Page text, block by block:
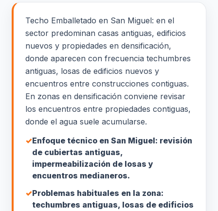
Techo Emballetado en San Miguel: en el
sector predominan casas antiguas, edificios
nuevos y propiedades en densificación,
donde aparecen con frecuencia techumbres
antiguas, losas de edificios nuevos y
encuentros entre construcciones contiguas.
En zonas en densificación conviene revisar
los encuentros entre propiedades contiguas,
donde el agua suele acumularse.
✓Enfoque técnico en San Miguel: revisión
de cubiertas antiguas,
impermeabilización de losas y
encuentros medianeros.
✓Problemas habituales en la zona:
techumbres antiguas, losas de edificios